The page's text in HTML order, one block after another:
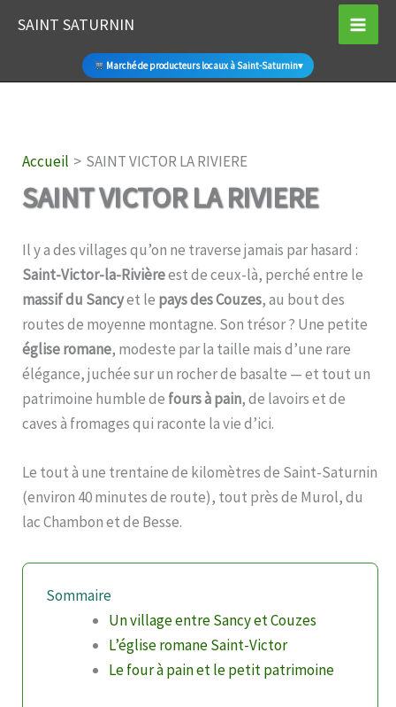
SAINT SATURNIN
Marché de producteurs locaux à Saint-Saturnin▾
Accueil SAINT VICTOR LA RIVIERE
SAINT VICTOR LA RIVIERE
Il y a des villages qu’on ne traverse jamais par hasard :
Saint-Victor-la-Rivièreest de ceux-là, perché entre le
massif du Sancyet le pays des Couzes, au bout des
routes de moyenne montagne. Son trésor ? Une petite
église romane, modeste par la taille mais d’une rare
élégance, juchée sur un rocher de basalte — et tout un
patrimoine humble de fours à pain, de lavoirs et de
caves à fromages qui raconte la vie d’ici.
Le tout à une trentaine de kilomètres de Saint-Saturnin
(environ 40 minutes de route), tout près de Murol, du
lac Chambon et de Besse.
Sommaire
Un village entre Sancy et Couzes
L’église romane Saint-Victor
Le four à pain et le petit patrimoine